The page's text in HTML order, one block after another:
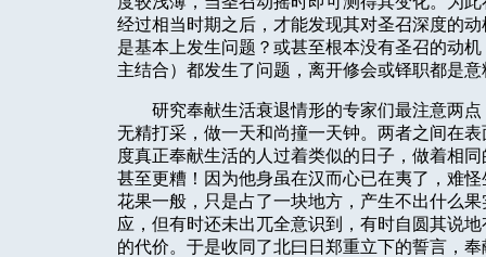
经过相当时期之后，才能发现其对圣召深度的
是基本上发生问题？或甚至根本没有圣召的动
主结合）都发生了问题，离开修会或铎职都是
研究奉献生活衰退情形的专家们最注意两
无精打采，做一天和尚撞一天钟。两者之间在
度真正奉献生活的人过着类似的日子，做着相
甚至更糟！因为他身虽在汉而心已在夷了，难
花果一般，只是占了一块地方，产生不出什么
应，但有时还未出兀全意识到，有时自圆其说
的代价。于是收同了北曰日郑重立下的誓言，